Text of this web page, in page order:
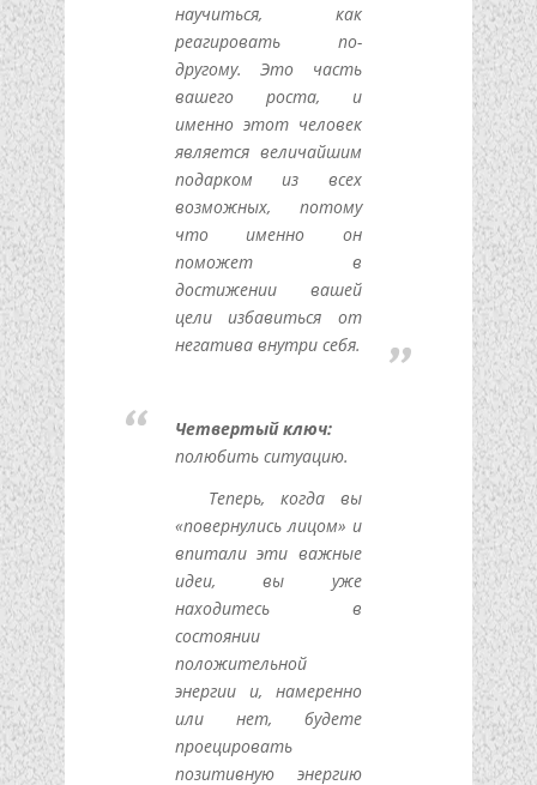
научиться, как
реагировать по-
другому. Это часть
вашего роста, и
именно этот человек
является величайшим
подарком из всех
возможных, потому
что именно он
поможет в
достижении вашей
цели избавиться от
негатива внутри себя.
Четвертый ключ:
полюбить ситуацию.
Теперь, когда вы
«повернулись лицом» и
впитали эти важные
идеи, вы уже
находитесь в
состоянии
положительной
энергии и, намеренно
или нет, будете
проецировать
позитивную энергию